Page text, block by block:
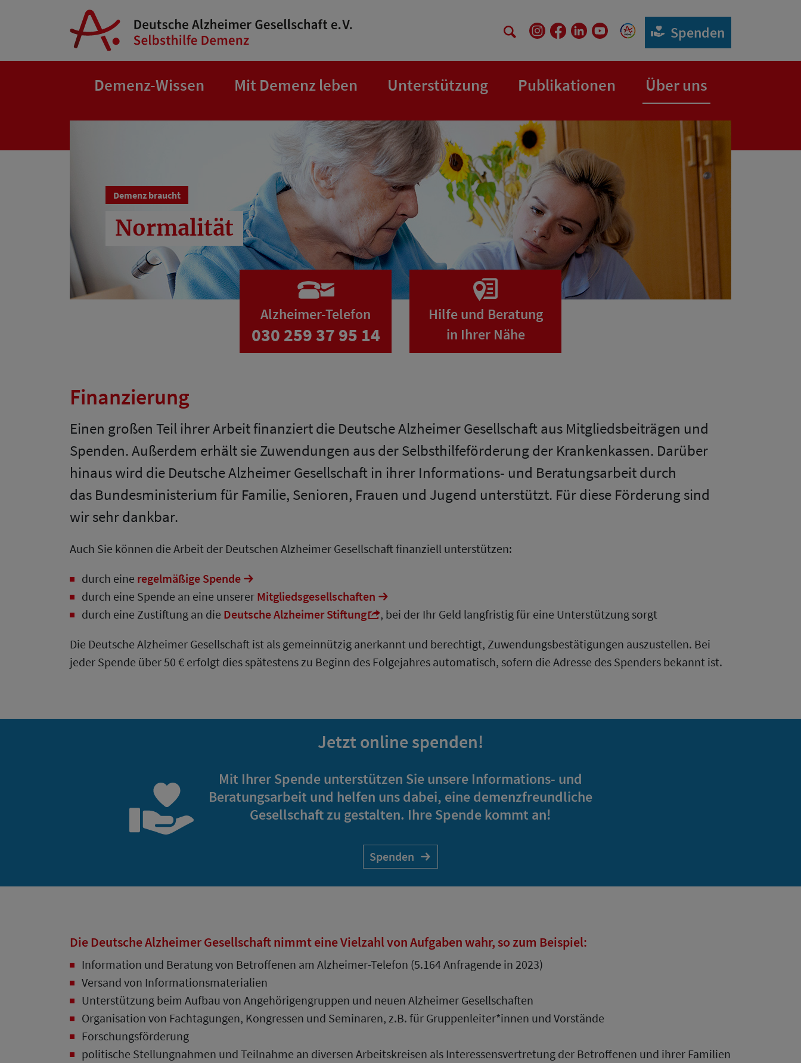
Springe zum Hauptinhalt
Spenden
Demenz-Wissen Mit Demenz leben Unterstützung Publikationen Über uns
Demenz braucht
Normalität
Alzheimer-Telefon
030 259 37 95 14
Hilfe und Beratung
in Ihrer Nähe
Finanzierung
Einen großen Teil ihrer Arbeit finanziert die Deutsche Alzheimer Gesellschaft aus Mitgliedsbeiträgen und
Spenden. Außerdem erhält sie Zuwendungen aus der Selbsthilfeförderung der Krankenkassen. Darüber
hinaus wird die Deutsche Alzheimer Gesellschaft in ihrer Informations- und Beratungsarbeit durch
das Bundesministerium für Familie, Senioren, Frauen und Jugend unterstützt. Für diese Förderung sind
wir sehr dankbar.
Auch Sie können die Arbeit der Deutschen Alzheimer Gesellschaft finanziell unterstützen:
durch eine regelmäßige Spende
durch eine Spende an eine unserer Mitgliedsgesellschaften
durch eine Zustiftung an die Deutsche Alzheimer Stiftung
, bei der Ihr Geld langfristig für eine Unterstützung sorgt
Die Deutsche Alzheimer Gesellschaft ist als gemeinnützig anerkannt und berechtigt, Zuwendungsbestätigungen auszustellen. Bei
jeder Spende über 50 € erfolgt dies spätestens zu Beginn des Folgejahres automatisch, sofern die Adresse des Spenders bekannt ist.
Jetzt online spenden!
Mit Ihrer Spende unterstützen Sie unsere Informations- und
Beratungsarbeit und helfen uns dabei, eine demenzfreundliche
Gesellschaft zu gestalten. Ihre Spende kommt an!
Spenden
Die Deutsche Alzheimer Gesellschaft nimmt eine Vielzahl von Aufgaben wahr, so zum Beispiel:
Information und Beratung von Betroffenen am Alzheimer-Telefon (5.164 Anfragende in 2023)
Versand von Informationsmaterialien
Unterstützung beim Aufbau von Angehörigengruppen und neuen Alzheimer Gesellschaften
Organisation von Fachtagungen, Kongressen und Seminaren, z.B. für Gruppenleiter*innen und Vorstände
Forschungsförderung
politische Stellungnahmen und Teilnahme an diversen Arbeitskreisen als Interessensvertretung der Betroffenen und ihrer Familien